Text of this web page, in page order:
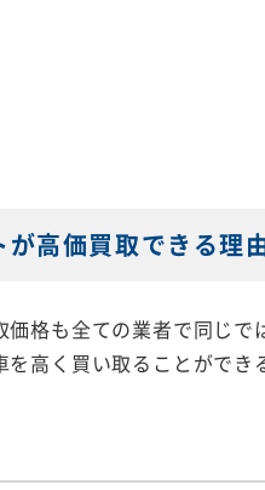
が高価買取できる理
価格も全ての業者で同じ
を高く買い取ることができ